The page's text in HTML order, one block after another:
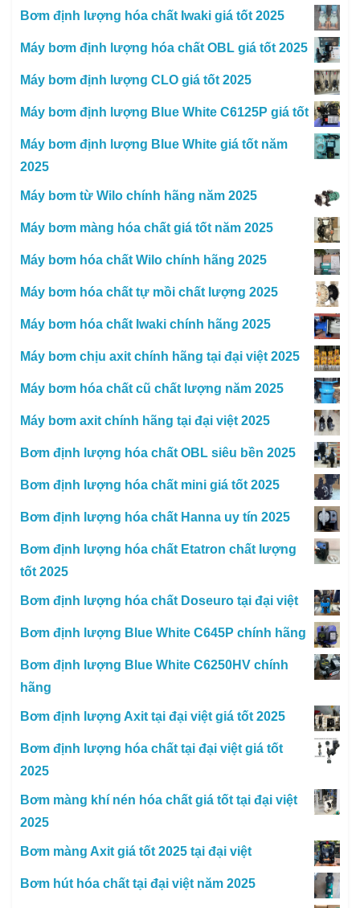
Bơm định lượng hóa chất Iwaki giá tốt 2025
Máy bơm định lượng hóa chất OBL giá tốt 2025
Máy bơm định lượng CLO giá tốt 2025
Máy bơm định lượng Blue White C6125P giá tốt
Máy bơm định lượng Blue White giá tốt năm
2025
Máy bơm từ Wilo chính hãng năm 2025
Máy bơm màng hóa chất giá tốt năm 2025
Máy bơm hóa chất Wilo chính hãng 2025
Máy bơm hóa chất tự mồi chất lượng 2025
Máy bơm hóa chất Iwaki chính hãng 2025
Máy bơm chịu axit chính hãng tại đại việt 2025
Máy bơm hóa chất cũ chất lượng năm 2025
Máy bơm axit chính hãng tại đại việt 2025
Bơm định lượng hóa chất OBL siêu bền 2025
Bơm định lượng hóa chất mini giá tốt 2025
Bơm định lượng hóa chất Hanna uy tín 2025
Bơm định lượng hóa chất Etatron chất lượng
tốt 2025
Bơm định lượng hóa chất Doseuro tại đại việt
Bơm định lượng Blue White C645P chính hãng
Bơm định lượng Blue White C6250HV chính
hãng
Bơm định lượng Axit tại đại việt giá tốt 2025
Bơm định lượng hóa chất tại đại việt giá tốt
2025
Bơm màng khí nén hóa chất giá tốt tại đại việt
2025
Bơm màng Axit giá tốt 2025 tại đại việt
Bơm hút hóa chất tại đại việt năm 2025